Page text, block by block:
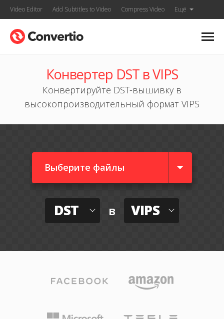
Video Editor Add Subtitles to Video Compress Video Ещё
Конвертер DST в VIPS
Конвертируйте DST-вышивку в
высокопроизводительный формат VIPS
Выберите файлы
DST в VIPS